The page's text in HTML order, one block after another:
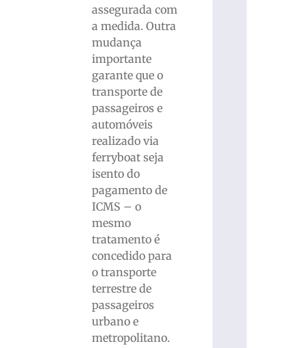
assegurada com
a medida. Outra
mudança
importante
garante que o
transporte de
passageiros e
automóveis
realizado via
ferryboat seja
isento do
pagamento de
ICMS – o
mesmo
tratamento é
concedido para
o transporte
terrestre de
passageiros
urbano e
metropolitano.